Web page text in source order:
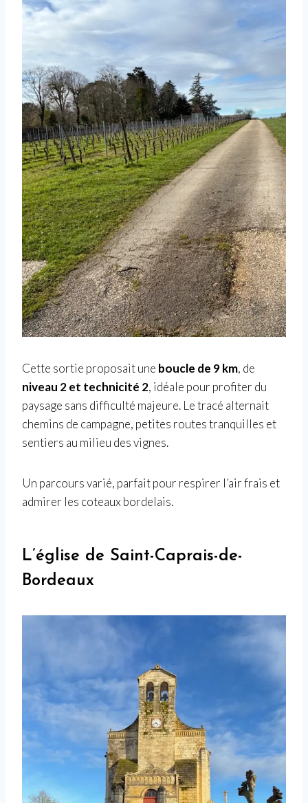
Cette sortie proposait une boucle de 9 km, de
niveau 2 et technicité 2, idéale pour profiter du
paysage sans difficulté majeure. Le tracé alternait
chemins de campagne, petites routes tranquilles et
sentiers au milieu des vignes.
Un parcours varié, parfait pour respirer l’air frais et
admirer les coteaux bordelais.
L’église de Saint-Caprais-de-
Bordeaux